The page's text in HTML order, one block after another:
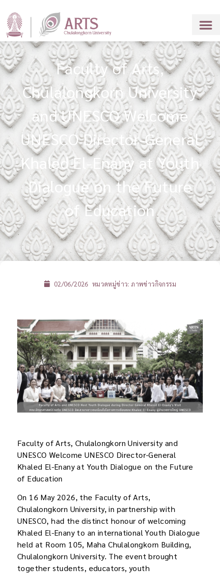
Faculty of Arts,
Chulalongkorn University
and UNESCO Welcome
UNESCO Director-General
Khaled El-Enany at Youth
Dialogue on the Future
of Education
02/06/2026 หมวดหมู่ข่าว:ภาพข่าวกิจกรรม
Faculty of Arts, Chulalongkorn University and
UNESCO Welcome UNESCO Director-General
Khaled El-Enany at Youth Dialogue on the Future
of Education
On 16 May 2026, the Faculty of Arts,
Chulalongkorn University, in partnership with
UNESCO, had the distinct honour of welcoming
Khaled El-Enany to an international Youth Dialogue
held at Room 105, Maha Chulalongkorn Building,
Chulalongkorn University. The event brought
together students, educators, youth